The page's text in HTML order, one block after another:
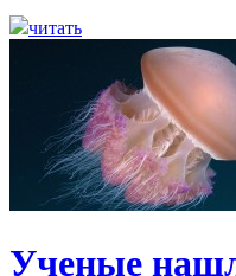
читать
Ученые